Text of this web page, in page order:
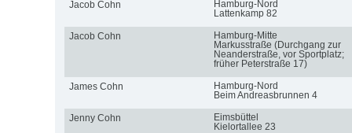
Jacob Cohn
Hamburg-Nord
Lattenkamp 82
Jacob Cohn
Hamburg-Mitte
Markusstraße (Durchgang zur
Neanderstraße, vor Sportplatz;
früher Peterstraße 17)
James Cohn
Hamburg-Nord
Beim Andreasbrunnen 4
Jenny Cohn
Eimsbüttel
Kielortallee 23